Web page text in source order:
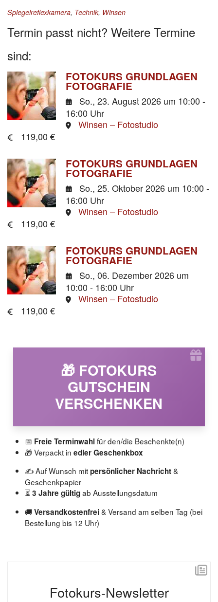
Spiegelreflexkamera, Technik, Winsen
Termin passt nicht? Weitere Termine
sind:
FOTOKURS GRUNDLAGEN
FOTOGRAFIE
So., 23. August 2026 um 10:00 -
16:00 Uhr
Winsen – Fotostudio
119,00 €
FOTOKURS GRUNDLAGEN
FOTOGRAFIE
So., 25. Oktober 2026 um 10:00 -
16:00 Uhr
Winsen – Fotostudio
119,00 €
FOTOKURS GRUNDLAGEN
FOTOGRAFIE
So., 06. Dezember 2026 um
10:00 - 16:00 Uhr
Winsen – Fotostudio
119,00 €
🎁 FOTOKURS
GUTSCHEIN
VERSCHENKEN
📅 Freie Terminwahlfür den/die Beschenkte(n)
🎁 Verpackt in edler Geschenkbox
✍️ Auf Wunsch mitpersönlicher Nachricht&
Geschenkpapier
⏳3 Jahre gültigab Ausstellungsdatum
🚚Versandkostenfrei& Versand am selben Tag (bei
Bestellung bis 12 Uhr)
Fotokurs-Newsletter